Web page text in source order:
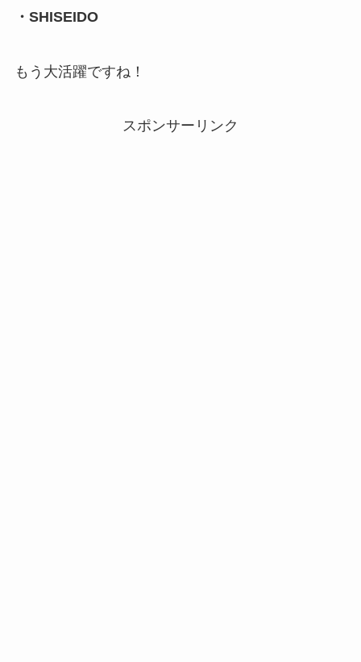
・SHISEIDO
もう大活躍ですね！
スポンサーリンク